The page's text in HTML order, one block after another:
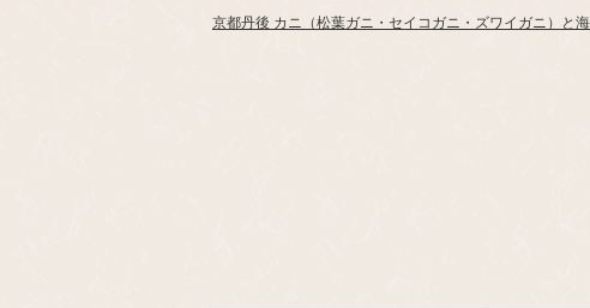
京都丹後 カニ（松葉ガニ・セイコガニ・ズワイガニ）と